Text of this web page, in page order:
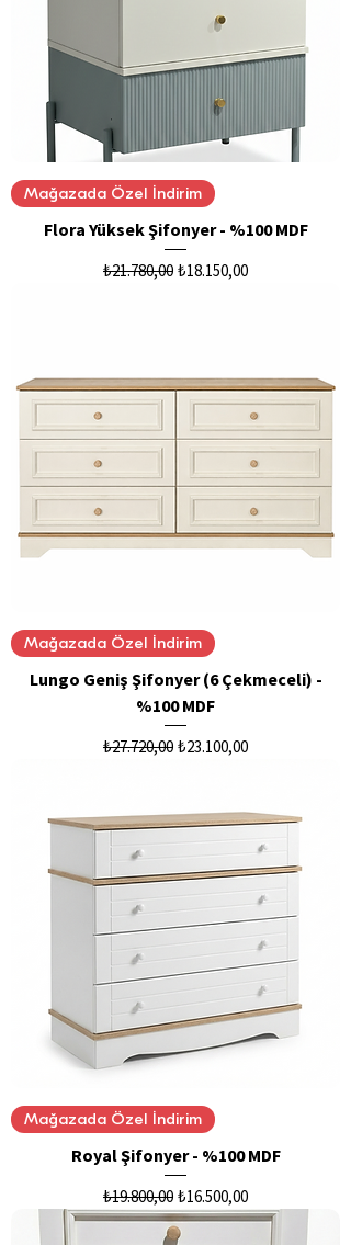
Mağazada Özel İndirim
Flora Yüksek Şifonyer - %100 MDF
Normal Fiyat
₺21.780,00 İndirimli Fiyat
₺18.150,00
Mağazada Özel İndirim
Lungo Geniş Şifonyer (6 Çekmeceli) -
%100 MDF
Normal Fiyat
₺27.720,00 İndirimli Fiyat
₺23.100,00
Mağazada Özel İndirim
Royal Şifonyer - %100 MDF
Normal Fiyat
₺19.800,00 İndirimli Fiyat
₺16.500,00